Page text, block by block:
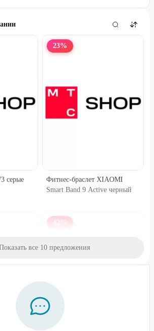
серые
23%
Фитнес-браслет XIAOMI
Smart Band 9 Active черный
42 %
все 10 предложения